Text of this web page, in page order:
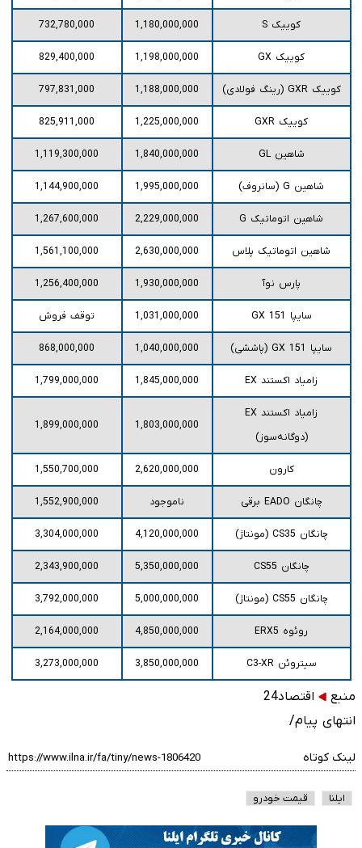
کوییک S 1,180,000,000
732,780,000
کوییک GX 1,198,000,000
829,400,000
کوییک GXR (رینگ فولادی) 1,188,000,000
797,831,000
کوییک GXR 1,225,000,000
825,911,000
شاهین GL 1,840,000,000
1,119,300,000
شاهین G (سانروف) 1,995,000,000
1,144,900,000
شاهین اتوماتیک G 2,229,000,000
1,267,600,000
شاهین اتوماتیک پلاس 2,630,000,000
1,561,100,000
پارس نوآ 1,930,000,000
1,256,400,000
سایپا 151 GX 1,031,000,000 توقف فروش
سایپا 151 GX (پاششی) 1,040,000,000
868,000,000
زامیاد اکستند EX 1,845,000,000
1,799,000,000
زامیاد اکستند EX
(دوگانه‌سوز)
1,803,000,000
1,899,000,000
کارون 2,620,000,000
1,550,700,000
چانگان EADO برقی ناموجود 1,552,900,000
چانگان CS35 (مونتاژ) 4,120,000,000
3,304,000,000
چانگان CS55 5,350,000,000
2,343,900,000
چانگان CS55 (مونتاژ) 5,000,000,000
3,792,000,000
روئوه ERX5 4,850,000,000
2,164,000,000
سیتروئن C3-XR 3,850,000,000
3,273,000,000
منبع
اقتصاد24
انتهای پیام/
لینک کوتاه
ایلنا قیمت خودرو